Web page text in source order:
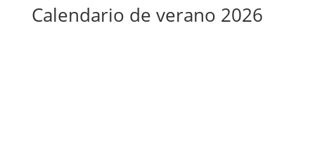
Calendario de verano 2026